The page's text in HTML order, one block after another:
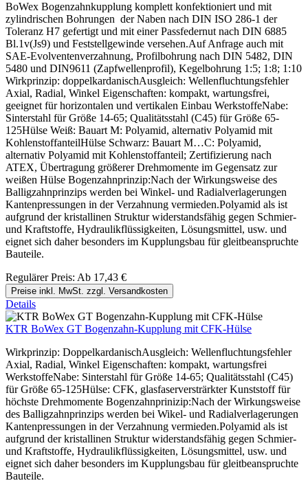
BoWex Bogenzahnkupplung komplett konfektioniert und mit
zylindrischen Bohrungen der Naben nach DIN ISO 286-1 der
Toleranz H7 gefertigt und mit einer Passfedernut nach DIN 6885
Bl.1v(Js9) und Feststellgewinde versehen.Auf Anfrage auch mit
SAE-Evolventenverzahnung, Profilbohrung nach DIN 5482, DIN
5480 und DIN9611 (Zapfwellenprofil), Kegelbohrung 1:5; 1:8; 1:10
Wirkprinzip: doppelkardanischAusgleich: Wellenfluchtungsfehler
Axial, Radial, Winkel Eigenschaften: kompakt, wartungsfrei,
geeignet für horizontalen und vertikalen Einbau WerkstoffeNabe:
Sinterstahl für Größe 14-65; Qualitätsstahl (C45) für Größe 65-
125Hülse Weiß: Bauart M: Polyamid, alternativ Polyamid mit
KohlenstoffanteilHülse Schwarz: Bauart M…C: Polyamid,
alternativ Polyamid mit Kohlenstoffanteil; Zertifizierung nach
ATEX, Übertragung größerer Drehmomente im Gegensatz zur
weißen Hülse Bogenzahnprinzip:Nach der Wirkungsweise des
Balligzahnprinzips werden bei Winkel- und Radialverlagerungen
Kantenpressungen in der Verzahnung vermieden.Polyamid als ist
aufgrund der kristallinen Struktur widerstandsfähig gegen Schmier-
und Kraftstoffe, Hydraulikflüssigkeiten, Lösungsmittel, usw. und
eignet sich daher besonders im Kupplungsbau für gleitbeanspruchte
Bauteile.
Regulärer Preis: Ab 17,43 €
Preise inkl. MwSt. zzgl. Versandkosten
Details
KTR BoWex GT Bogenzahn-Kupplung mit CFK-Hülse
Wirkprinzip: DoppelkardanischAusgleich: Wellenfluchtungsfehler
Axial, Radial, Winkel Eigenschaften: kompakt, wartungsfrei
WerkstoffeNabe: Sinterstahl für Größe 14-65; Qualitätsstahl (C45)
für Größe 65-125Hülse: CFK, glasfaserversträrkter Kunststoff für
höchste Drehmomente Bogenzahnprinizip:Nach der Wirkungsweise
des Balligzahnprinzips werden bei Wikel- und Radialverlagerungen
Kantenpressungen in der Verzahnung vermieden.Polyamid als ist
aufgrund der kristallinen Struktur widerstandsfähig gegen Schmier-
und Kraftstoffe, Hydraulikflüssigkeiten, Lösungsmittel, usw. und
eignet sich daher besonders im Kupplungsbau für gleitbeanspruchte
Bauteile.